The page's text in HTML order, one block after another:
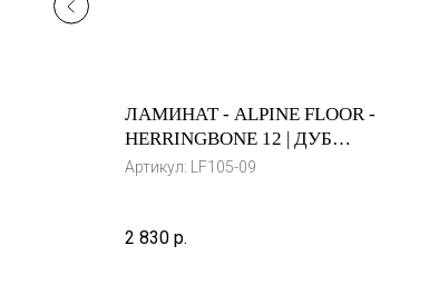
ЛАМИНАТ - ALPINE FLOOR -
HERRINGBONE 12 | ДУБ
КАЛАБРИЯ | LF105-09
Артикул: LF105-09
2 830 р.